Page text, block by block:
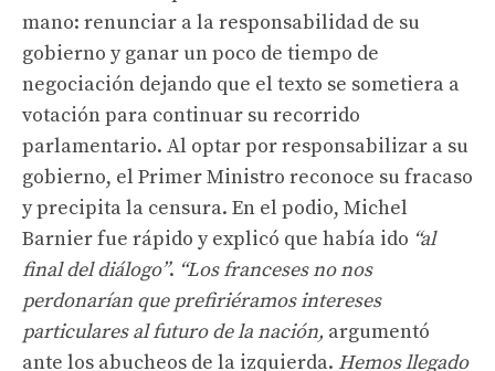
mano: renunciar a la responsabilidad de su
gobierno y ganar un poco de tiempo de
negociación dejando que el texto se sometiera a
votación para continuar su recorrido
parlamentario. Al optar por responsabilizar a su
gobierno, el Primer Ministro reconoce su fracaso
y precipita la censura. En el podio, Michel
Barnier fue rápido y explicó que había ido “al
final del diálogo”. “Los franceses no nos
perdonarían que prefiriéramos intereses
particulares al futuro de la nación, argumentó
ante los abucheos de la izquierda. Hemos llegado